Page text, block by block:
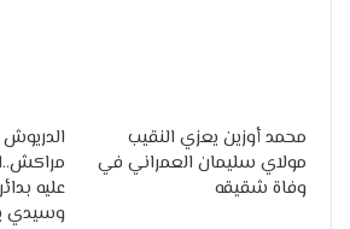
محمد أوزين يعزي النقيب
مولاي سليمان العمراني في
وفاة شقيقه
عليه
وسيدي